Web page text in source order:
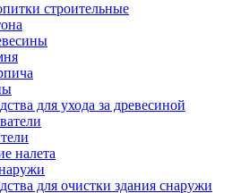
строительные
для ухода за древесиной
налета
для очистки здания снаружи